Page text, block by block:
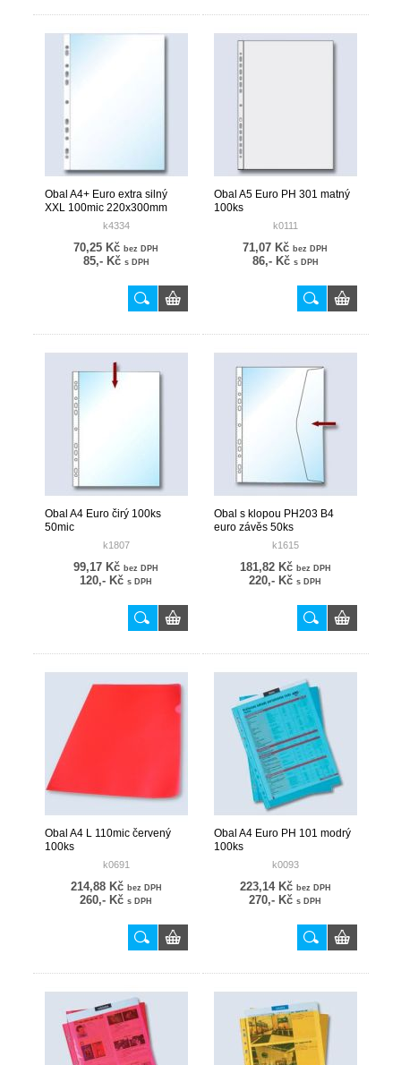
Obal A4+ Euro extra silný
XXL 100mic 220x300mm
k4334
70,25 Kč bez DPH
85,- Kč s DPH
Obal A5 Euro PH 301 matný
100ks
k0111
71,07 Kč bez DPH
86,- Kč s DPH
Obal A4 Euro čirý 100ks
50mic
k1807
99,17 Kč bez DPH
120,- Kč s DPH
Obal s klopou PH203 B4
euro závěs 50ks
k1615
181,82 Kč bez DPH
220,- Kč s DPH
Obal A4 L 110mic červený
100ks
k0691
214,88 Kč bez DPH
260,- Kč s DPH
Obal A4 Euro PH 101 modrý
100ks
k0093
223,14 Kč bez DPH
270,- Kč s DPH